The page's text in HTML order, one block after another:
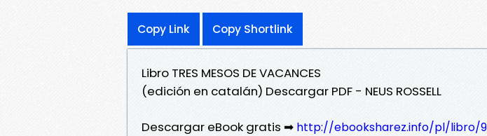
Copy Link Copy Shortlink
Libro TRES MESOS DE VACANCES
(edición en catalán) Descargar PDF - NEUS ROSSELL
Descargar eBook gratis ➡ http://ebooksharez.info/pl/libro/